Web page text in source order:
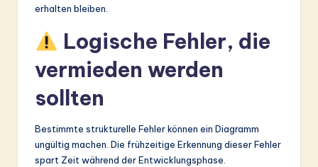
erhalten bleiben.
Logische Fehler, die
vermieden werden
sollten
Bestimmte strukturelle Fehler können ein Diagramm
ungültig machen. Die frühzeitige Erkennung dieser Fehler
spart Zeit während der Entwicklungsphase.